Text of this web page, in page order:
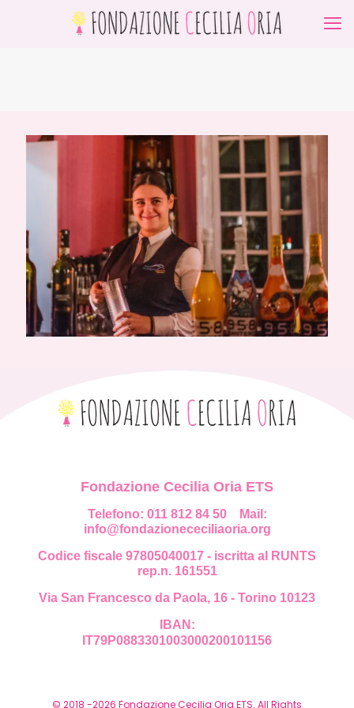
Fondazione Cecilia Oria ETS
Telefono: 011 812 84 50
Mail:
info@fondazionececiliaoria.org
Codice fiscale 97805040017 - iscritta al RUNTS
rep.n. 161551
Via San Francesco da Paola, 16 - Torino 10123
IBAN:
IT79P0883301003000200101156
© 2018 -2026 Fondazione Cecilia Oria ETS. All Rights